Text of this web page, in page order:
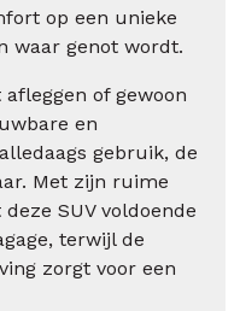
op een unieke
waar genot wordt.
of gewoon
en
gebruik, de
Met zijn ruime
SUV voldoende
terwijl de
zorgt voor een